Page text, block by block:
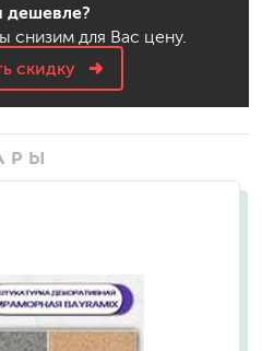
дешевле?
снизим для Вас цену.
скидку